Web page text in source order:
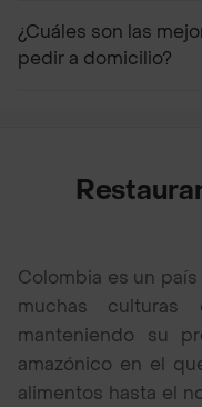
¿Cuáles son las
pedir a domicilio?
Colombia es un
muchas culturas
manteniendo su
amazónico en el
alimentos hasta el